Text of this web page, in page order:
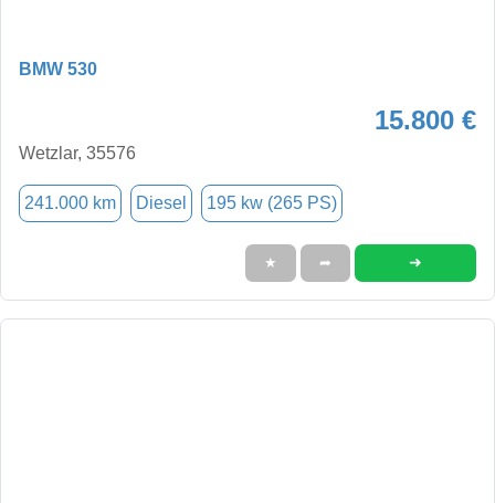
BMW 530
15.800 €
Wetzlar, 35576
241.000 km Diesel 195 kw (265 PS)
★ ➦ ➜